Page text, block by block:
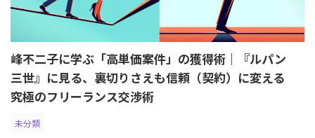
峰不二子に学ぶ「高単価案件」の獲得術｜『ルパン
三世』に見る、裏切りさえも信頼（契約）に変える
究極のフリーランス交渉術
未分類